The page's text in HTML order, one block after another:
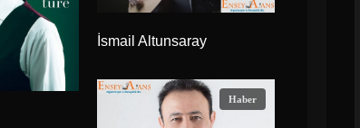
İsmail Altunsaray
Haber